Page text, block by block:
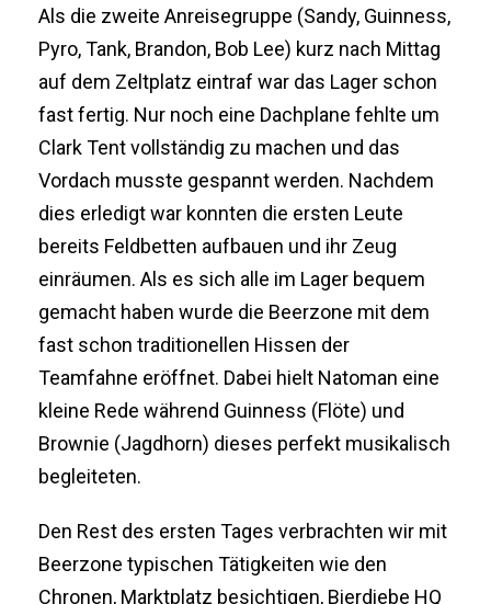
Als die zweite Anreisegruppe (Sandy, Guinness,
Pyro, Tank, Brandon, Bob Lee) kurz nach Mittag
auf dem Zeltplatz eintraf war das Lager schon
fast fertig. Nur noch eine Dachplane fehlte um
Clark Tent vollständig zu machen und das
Vordach musste gespannt werden. Nachdem
dies erledigt war konnten die ersten Leute
bereits Feldbetten aufbauen und ihr Zeug
einräumen. Als es sich alle im Lager bequem
gemacht haben wurde die Beerzone mit dem
fast schon traditionellen Hissen der
Teamfahne eröffnet. Dabei hielt Natoman eine
kleine Rede während Guinness (Flöte) und
Brownie (Jagdhorn) dieses perfekt musikalisch
begleiteten.
Den Rest des ersten Tages verbrachten wir mit
Beerzone typischen Tätigkeiten wie den
Chronen, Marktplatz besichtigen, Bierdiebe HQ